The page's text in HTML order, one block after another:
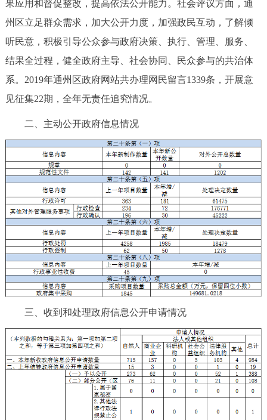
果应用和督促整改，提高依法公开能力。社会评议方面，通
州区立足群众需求，加大公开力度，加强政民互动，了解倾
听民意，积极引导公众参与政府决策、执行、管理、服务、
结果全过程，健全政府主导、社会协同、民众参与的共治体
系。2019年通州区政府网站共办理网民留言1339条，开展意
见征集22期，全年无责任追究情况。
二、主动公开政府信息情况
三、收到和处理政府信息公开申请情况